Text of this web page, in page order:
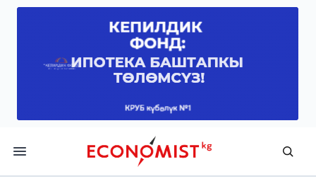
Economist.kg